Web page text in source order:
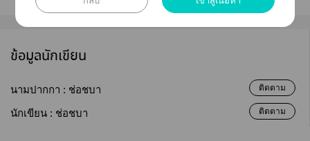
ข้อมูลนักเขียน
นามปากกา : ช่อชบา ติดตาม
นักเขียน : ช่อชบา ติดตาม